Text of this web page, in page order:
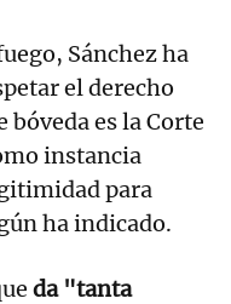
Sánchez ha
el derecho
es la Corte
instancia
para
ha indicado.
da "tanta